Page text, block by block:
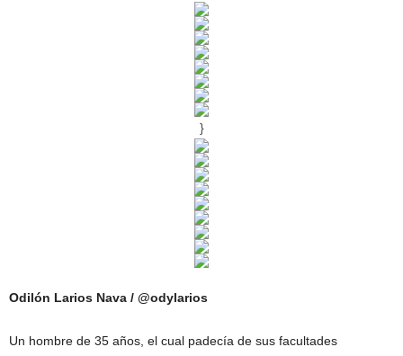
}
Odilón Larios Nava / @odylarios
Un hombre de 35 años, el cual padecía de sus facultades